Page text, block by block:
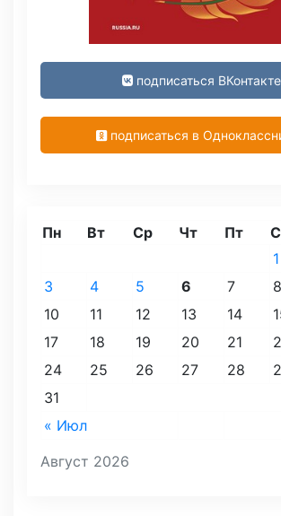
подписаться ВКонтакте
подписаться в
Август 2026
Пн Вт Ср Чт Пт
« Июл
1
3
4 5 6 7 8
10
11 12 13 14
17
18 19 20 21
24
25 26 27 28
31